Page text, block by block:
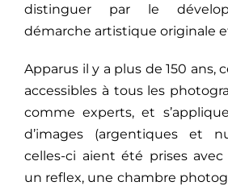
distinguer par le
démarche artistique originale
Apparus il y a plus de 150 ans,
accessibles à tous les
comme experts, et
d’images (argentiques et
celles-ci aient été prises
un reflex, une chambre